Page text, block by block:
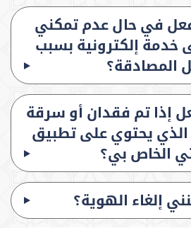
في حال عدم تمكني
خدمة إلكترونية بسبب
المصادقة؟
إذا تم فقدان أو سرقة
يحتوي على تطبيق
الخاص بي؟
إلغاء الهوية؟